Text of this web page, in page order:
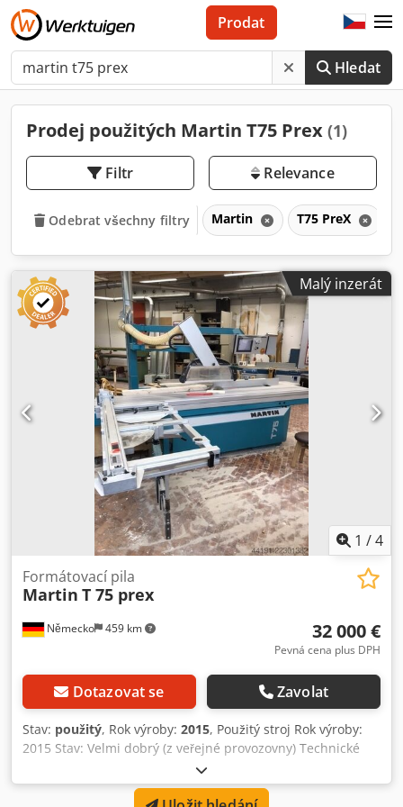
Hledat
Prodat
Prodej použitých Martin T75 Prex (1)
Filtr Relevance
Odebrat všechny filtry Martin T75 PreX
Malý inzerát
1 /4
Německo 459 km
Formátovací pila
Martin T 75 prex
32 000 €
Pevná cena plus DPH
Dotazovat se Zavolat
Stav: použitý, Rok výroby: 2015, Použitý stroj Rok výroby:
2015 Stav: Velmi dobrý (z veřejné provozovny) Technické
vlastnosti: Velikost stolu: 862 x 1504 mm, ze šedé litiny,
včetně standardního prodloužení stolu Výška stolu: 900